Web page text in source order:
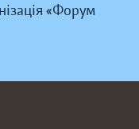
«Форум